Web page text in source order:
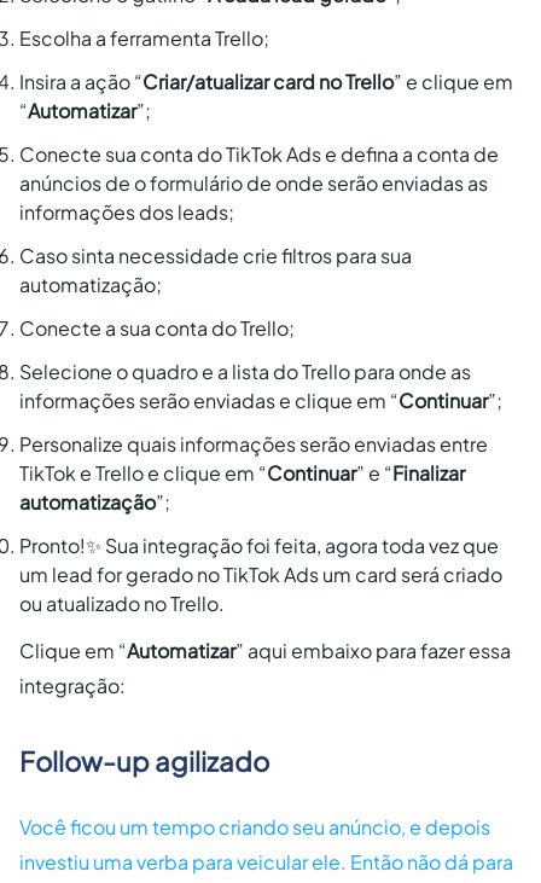
Escolha a ferramenta Trello;
Insira a ação “Criar/atualizar card no Trello” e clique em
“Automatizar”;
Conecte sua conta do TikTok Ads e defina a conta de
anúncios de o formulário de onde serão enviadas as
informações dos leads;
Caso sinta necessidade crie filtros para sua
automatização;
Conecte a sua conta do Trello;
Selecione o quadro e a lista do Trello para onde as
informações serão enviadas e clique em “Continuar”;
Personalize quais informações serão enviadas entre
TikTok e Trello e clique em “Continuar” e “Finalizar
automatização”;
Pronto!✨ Sua integração foi feita, agora toda vez que
um lead for gerado no TikTok Ads um card será criado
ou atualizado no Trello.
Clique em “Automatizar” aqui embaixo para fazer essa
integração:
Follow-up agilizado
Você ficou um tempo criando seu anúncio, e depois
investiu uma verba para veicular ele. Então não dá para